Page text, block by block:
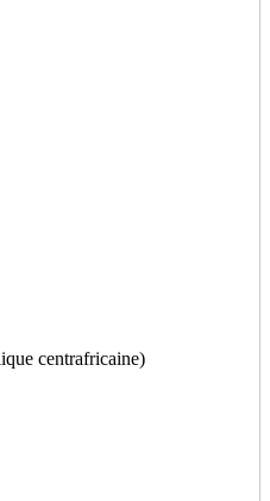
centrafricaine)